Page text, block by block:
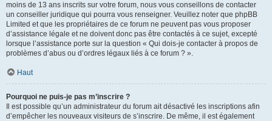
moins de 13 ans inscrits sur votre forum, nous vous conseillons de contacter
un conseiller juridique qui pourra vous renseigner. Veuillez noter que phpBB
Limited et que les propriétaires de ce forum ne peuvent pas vous proposer
d’assistance légale et ne doivent donc pas être contactés à ce sujet, excepté
lorsque l’assistance porte sur la question « Qui dois-je contacter à propos de
problèmes d’abus ou d’ordres légaux liés à ce forum ? ».
Haut
Pourquoi ne puis-je pas m’inscrire ?
Il est possible qu’un administrateur du forum ait désactivé les inscriptions afin
d’empêcher les nouveaux visiteurs de s’inscrire. De même, il est également